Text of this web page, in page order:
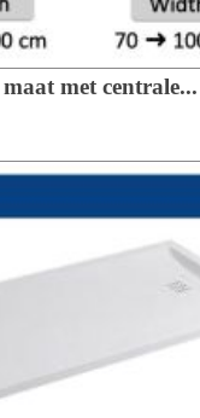
met centrale...